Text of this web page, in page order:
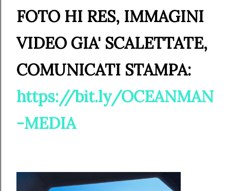
FOTO HI RES, IMMAGINI
VIDEO GIA' SCALETTATE,
COMUNICATI STAMPA:
https://bit.ly/OCEANMAN
-MEDIA